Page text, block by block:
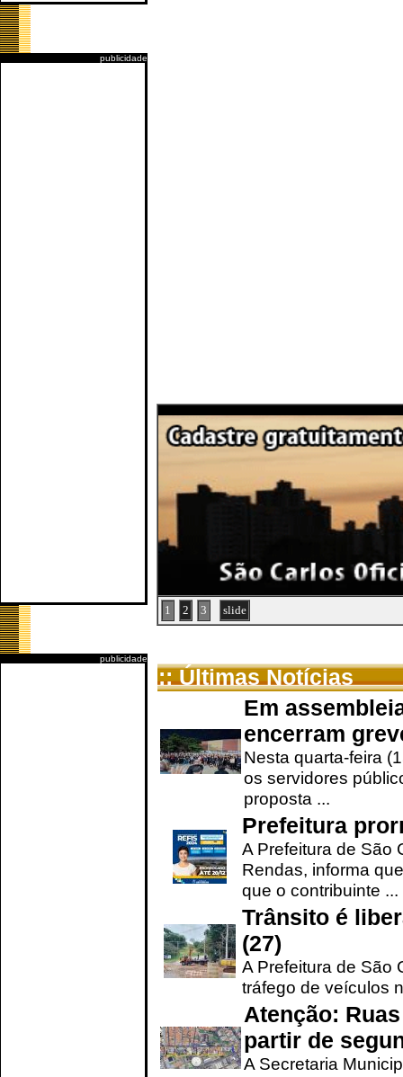
publicidade
publicidade
1 2 3 slide
:: Últimas Notícias
Em
encerram
Nesta quarta-feira
os servidores
proposta ...
Prefeitura
A Prefeitura de São
Rendas, informa
que o contribuinte ...
Trânsito é
(27)
A Prefeitura de São
tráfego de veículos
Atenção:
partir de
A Secretaria